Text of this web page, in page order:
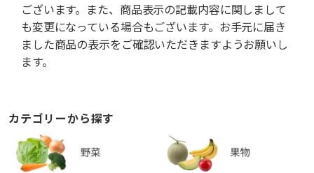
ございます。また、商品表示の記載内容に関しまして
も変更になっている場合もございます。お手元に届き
ました商品の表示をご確認いただきますようお願いし
ます。
カテゴリーから探す